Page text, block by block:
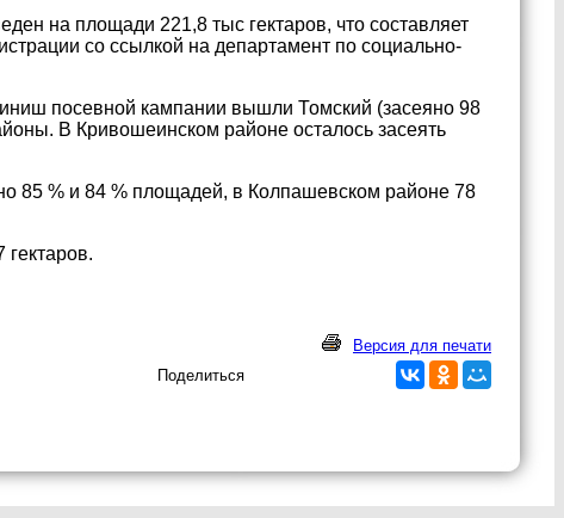
на площади 221,8 тыс гектаров, что составляет
со ссылкой на департамент по социально-
посевной кампании вышли Томский (засеяно 98
В Кривошеинском районе осталось засеять
85 % и 84 % площадей, в Колпашевском районе 78
Версия для печати
Поделиться